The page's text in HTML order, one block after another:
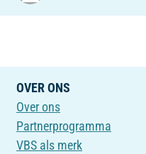
OVER ONS
Over ons
Partnerprogramma
VBS als merk